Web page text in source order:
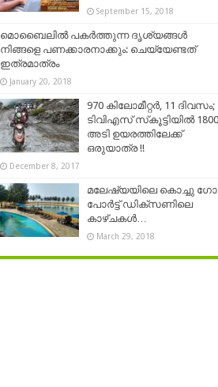
September 15, 2018
മൊബൈലില്‍ പകര്‍ത്തുന്ന ദൃശ്യങ്ങള്‍
നിങ്ങളെ പണക്കാരനാക്കും: ചെയ്യേണ്ടത്
ഇത്രമാത്രം
January 20, 2018
970 കിലോമീറ്റര്‍, 11 ദിവസം;
ടിവിഎസ് സ്‌കൂട്ടിയില്‍
അടി ഉയരത്തിലേക്ക്
ഒരുയാത്ര !!
December 8, 2017
മലേഷ്യയിലെ കൊച്ചു
പോർട്ട് ഡിക്‌സണിലെ
കാഴ്ചകൾ…
March 29, 2018